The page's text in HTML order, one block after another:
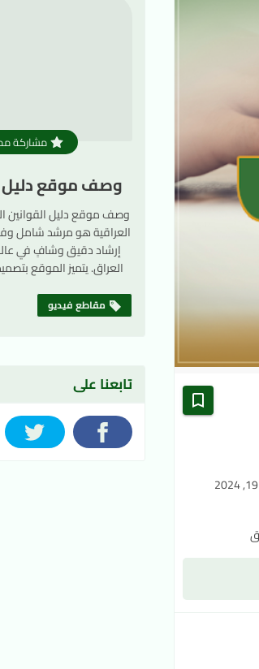
مشاركة
وصف موقع دليل
وصف موقع دليل القوانين
العراقية هو مرشد شامل
إرشاد دقيق وشافٍ في
العراق. يتميز الموقع
مقاطع فيديو
تابعنا على